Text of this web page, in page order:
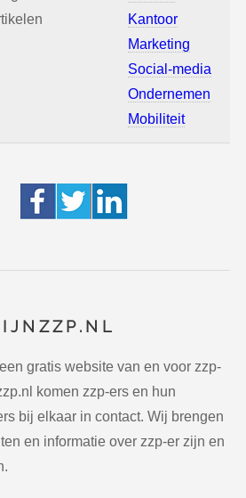
Kantoor
Marketing
Social-media
Ondernemen
Mobiliteit
gratis website van en voor zzp-
komen zzp-ers en hun
bij elkaar in contact. Wij brengen
en informatie over zzp-er zijn en